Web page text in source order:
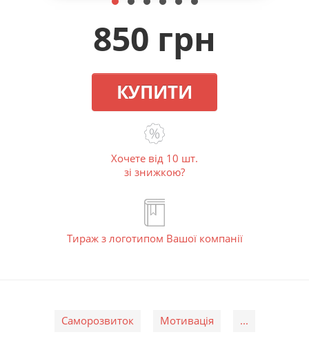
850 грн
КУПИТИ
Хочете від 10 шт.
зі знижкою?
Тираж з логотипом Вашої компанії
Саморозвиток Мотивація ...